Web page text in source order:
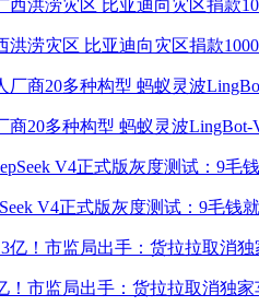
洪涝灾区 比亚迪向灾区捐款
商20多种构型 蚂蚁灵波
V4正式版灰度测试：9毛钱
！市监局出手：货拉拉取消独